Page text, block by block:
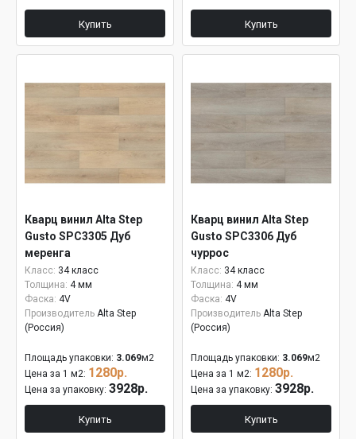
Купить Купить
Кварц винил Alta Step
Gusto SPC3305 Дуб
меренга
Класс: 34 класс
Толщина: 4 мм
Фаска: 4V
Производитель Alta Step
(Россия)
Площадь упаковки: 3.069м2
Цена за 1 м2: 1280р.
Цена за упаковку: 3928р.
Купить
Кварц винил Alta Step
Gusto SPC3306 Дуб
чуррос
Класс: 34 класс
Толщина: 4 мм
Фаска: 4V
Производитель Alta Step
(Россия)
Площадь упаковки: 3.069м2
Цена за 1 м2: 1280р.
Цена за упаковку: 3928р.
Купить